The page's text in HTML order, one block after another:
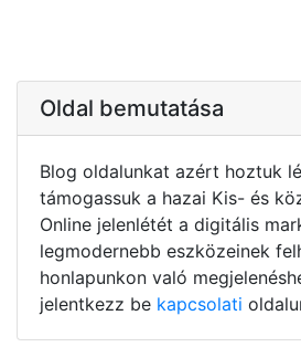
Oldal bemutatása
Blog oldalunkat azért hoztuk
támogassuk a hazai Kis- és
Online jelenlétét a digitális
legmodernebb eszközeinek
honlapunkon való
jelentkezz be kapcsolati